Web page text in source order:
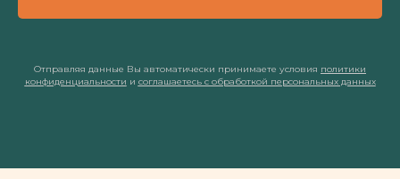
Отправляя данные Вы автоматически принимаете условия политики
конфиденциальности и соглашаетесь с обработкой персональных данных